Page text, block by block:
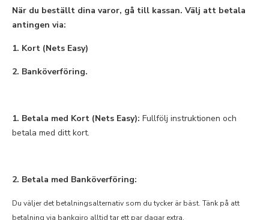
När du beställt dina varor, gå till kassan. Välj att betala
antingen via:
1. Kort (Nets Easy)
2. Banköverföring.
1. Betala med Kort (Nets Easy): Fullfölj instruktionen och
betala med ditt kort.
2. Betala med Banköverföring:
Du väljer det betalningsalternativ som du tycker är bäst. Tänk på att
betalning via bankgiro alltid tar ett par dagar extra.